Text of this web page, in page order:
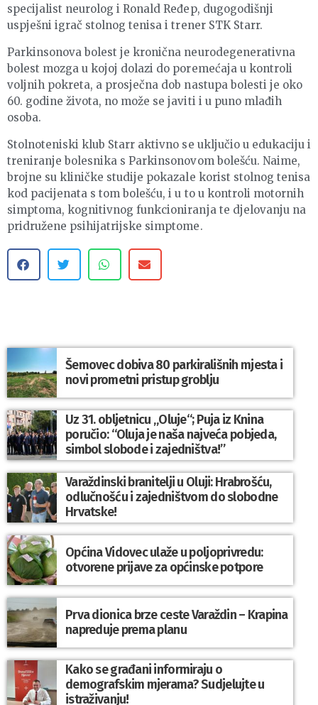
specijalist neurolog i Ronald Ređep, dugogodišnji
uspješni igrač stolnog tenisa i trener STK Starr.
Parkinsonova bolest je kronična neurodegenerativna
bolest mozga u kojoj dolazi do poremećaja u kontroli
voljnih pokreta, a prosječna dob nastupa bolesti je oko
60. godine života, no može se javiti i u puno mlađih
osoba.
Stolnoteniski klub Starr aktivno se uključio u edukaciju i
treniranje bolesnika s Parkinsonovom bolešću. Naime,
brojne su kliničke studije pokazale korist stolnog tenisa
kod pacijenata s tom bolešću, i u to u kontroli motornih
simptoma, kognitivnog funkcioniranja te djelovanju na
pridružene psihijatrijske simptome.
Šemovec dobiva 80 parkirališnih mjesta i
novi prometni pristup groblju
Uz 31. obljetnicu „Oluje“; Puja iz Knina
poručio: “Oluja je naša najveća pobjeda,
simbol slobode i zajedništva!”
Varaždinski branitelji u Oluji: Hrabrošću,
odlučnošću i zajedništvom do slobodne
Hrvatske!
Općina Vidovec ulaže u poljoprivredu:
otvorene prijave za općinske potpore
Prva dionica brze ceste Varaždin – Krapina
napreduje prema planu
Kako se građani informiraju o
demografskim mjerama? Sudjelujte u
istraživanju!